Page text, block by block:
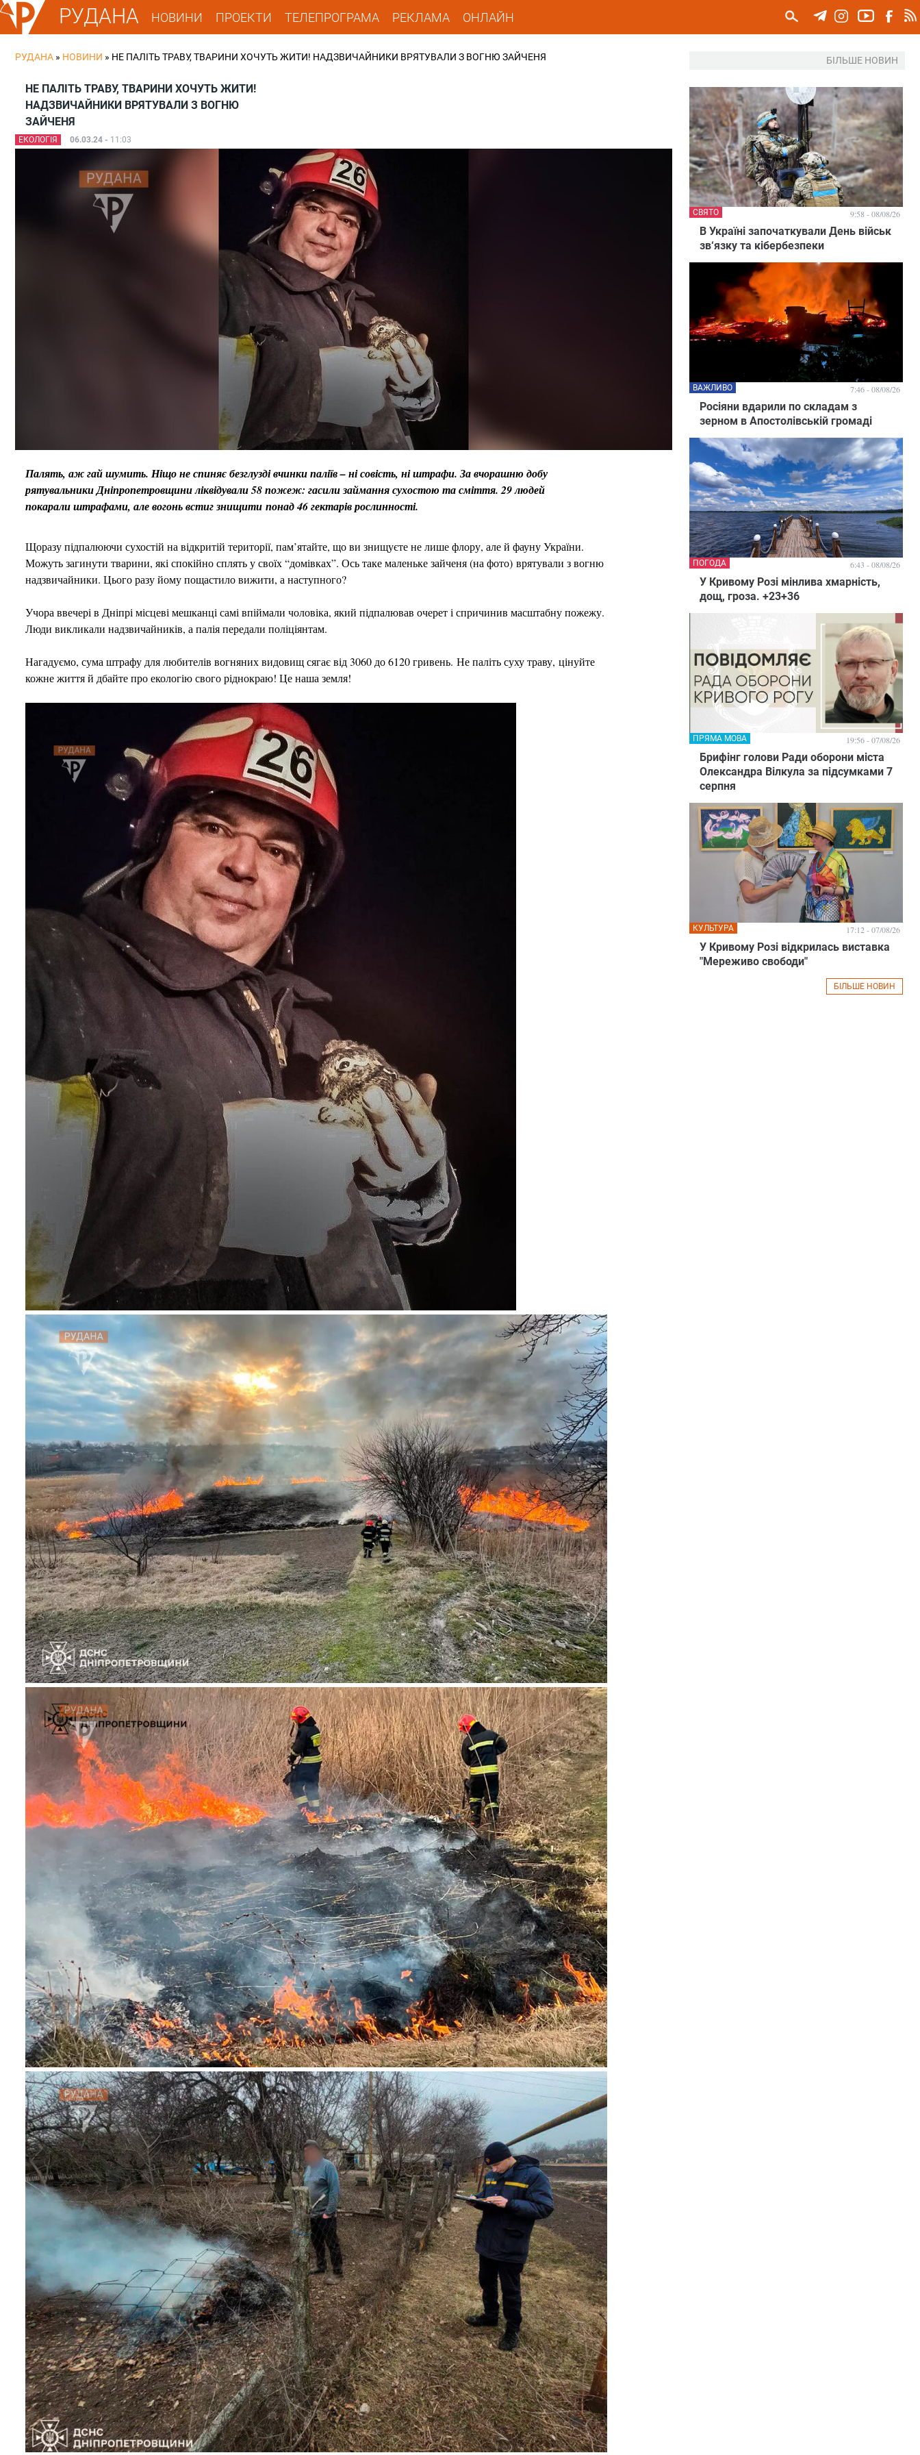
РУДАНА НОВИНИ ПРОЕКТИ ТЕЛЕПРОГРАМА РЕКЛАМА ОНЛАЙН
РУДАНА » НОВИНИ » НЕ ПАЛІТЬ ТРАВУ, ТВАРИНИ ХОЧУТЬ ЖИТИ! НАДЗВИЧАЙНИКИ ВРЯТУВАЛИ З ВОГНЮ ЗАЙЧЕНЯ
НЕ ПАЛІТЬ ТРАВУ, ТВАРИНИ ХОЧУТЬ ЖИТИ!
НАДЗВИЧАЙНИКИ ВРЯТУВАЛИ З ВОГНЮ
ЗАЙЧЕНЯ
ЕКОЛОГІЯ 06.03.24 - 11:03
Палять, аж гай шумить. Ніщо не спиняє безглузді вчинки паліїв – ні совість, ні штрафи. За вчорашню добу
рятувальники Дніпропетровщини ліквідували 58 пожеж: гасили займання сухостою та сміття. 29 людей
покарали штрафами, але вогонь встиг знищити понад 46 гектарів рослинності.
Щоразу підпалюючи сухостій на відкритій території, пам’ятайте, що ви знищуєте не лише флору, але й фауну України.
Можуть загинути тварини, які спокійно сплять у своїх “домівках”. Ось таке маленьке зайченя (на фото) врятували з вогню
надзвичайники. Цього разу йому пощастило вижити, а наступного?
Учора ввечері в Дніпрі місцеві мешканці самі впіймали чоловіка, який підпалював очерет і спричинив масштабну пожежу.
Люди викликали надзвичайників, а палія передали поліціянтам.
Нагадуємо, сума штрафу для любителів вогняних видовищ сягає від 3060 до 6120 гривень. Не паліть суху траву, цінуйте
кожне життя й дбайте про екологію свого ріднокраю! Це наша земля!
БІЛЬШЕ НОВИН
В Україні започаткували День військ
зв‘язку та кібербезпеки
СВЯТО 9:58 - 08/08/26
Росіяни вдарили по складам з
зерном в Апостолівській громаді
ВАЖЛИВО 7:46 - 08/08/26
У Кривому Розі мінлива хмарність,
дощ, гроза. +23+36
ПОГОДА 6:43 - 08/08/26
Брифінг голови Ради оборони міста
Олександра Вілкула за підсумками 7
серпня
ПРЯМА МОВА 19:56 - 07/08/26
У Кривому Розі відкрилась виставка
"Мереживо свободи"
КУЛЬТУРА 17:12 - 07/08/26
БІЛЬШЕ НОВИН